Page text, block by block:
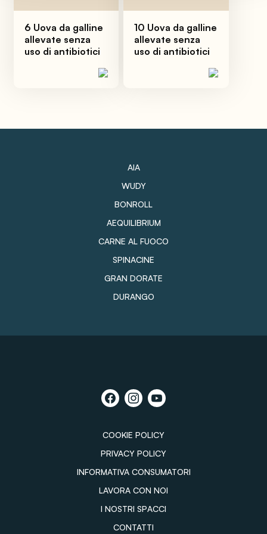
6 Uova da galline
allevate senza
uso di antibiotici
10 Uova da galline
allevate senza
uso di antibiotici
AIA
WUDY
BONROLL
AEQUILIBRIUM
CARNE AL FUOCO
SPINACINE
GRAN DORATE
DURANGO
COOKIE POLICY
PRIVACY POLICY
INFORMATIVA CONSUMATORI
LAVORA CON NOI
I NOSTRI SPACCI
CONTATTI